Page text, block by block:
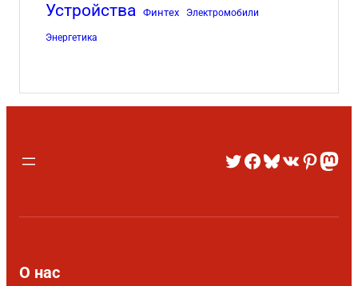
Устройства
Финтех Электромобили
Энергетика
О нас